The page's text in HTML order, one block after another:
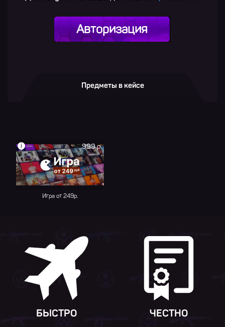
Авторизация
Предметы в кейсе
999 р.
i
Игра от 249р.
БЫСТРО ЧЕСТНО